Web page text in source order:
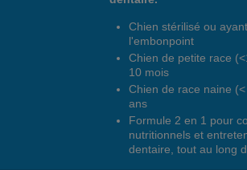
Chien stérilisé ou
l'embonpoint
Chien de petite race
10 mois
Chien de race naine
ans
Formule 2 en 1 pour
nutritionnels et
dentaire, tout au long